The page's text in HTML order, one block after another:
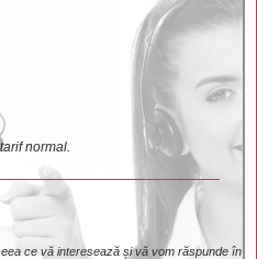
normal.
ce vă interesează și vă vom răspunde în